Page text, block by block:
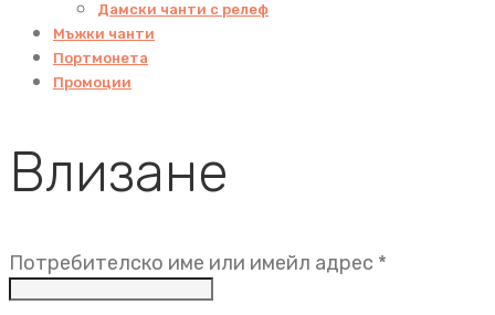
Дамски чанти с релеф
Мъжки чанти
Портмонета
Промоции
Влизане
Потребителско име или имейл адрес *